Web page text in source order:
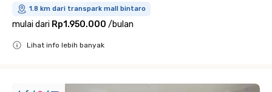
1.8 km dari transpark mall bintaro
mulai dari Rp1.950.000 /bulan
Lihat info lebih banyak